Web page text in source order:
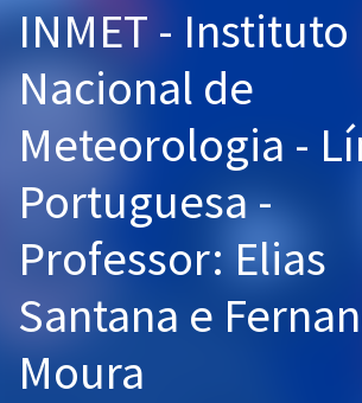
Cursos 20% OFF
Pós
Graduação
OAB
Mentorias
Questões grátis
INMET - Instituto
Nacional de
Meteorologia -
Portuguesa -
Professor: Elias
Santana e
Moura